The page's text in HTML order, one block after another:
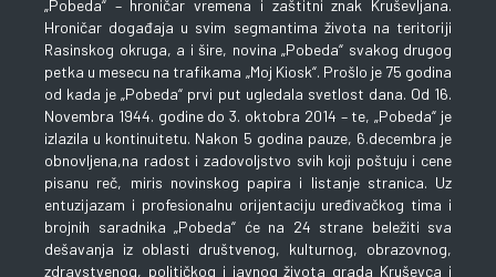
„Pobeda“ – hroničar vremena i zaštitni znak Kruševljana.
Hroničar događaja u svim segmantima života na teritoriji
Rasinskog okruga, a i šire, novina „Pobeda“ svakog drugog
petka u mesecu na trafikama „Moj Kiosk“. Prošlo je 75 godina
od kada je „Pobeda“ prvi put ugledala svetlost dana. Od 16.
Novembra 1944. godine do 3. oktobra 2014 – te, „Pobeda“ je
izlazila u kontinuitetu. Nakon 5 godina pauze, 6.decembra je
obnovljena,na radost i zadovoljstvo svih koji poštuju i cene
pisanu reč, miris novinskog papira i listanje stranica. Uz
entuzijazam i profesionalnu orijentaciju uređivačkog tima i
brojnih saradnika „Pobeda“ će na 24 strane beležiti sva
dešavanja iz oblasti društvenog, kulturnog, obrazovnog,
zdravstvenog, političkog i javnog života grada Kruševca i